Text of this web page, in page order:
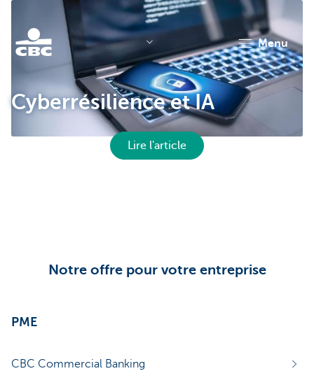
menu
Cyberrésilience et IA
Lire l'article
Notre offre pour votre entreprise
PME
CBC Commercial Banking